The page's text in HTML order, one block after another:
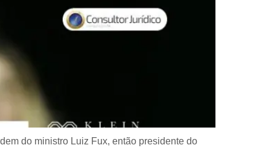
do ministro Luiz Fux, então presidente do